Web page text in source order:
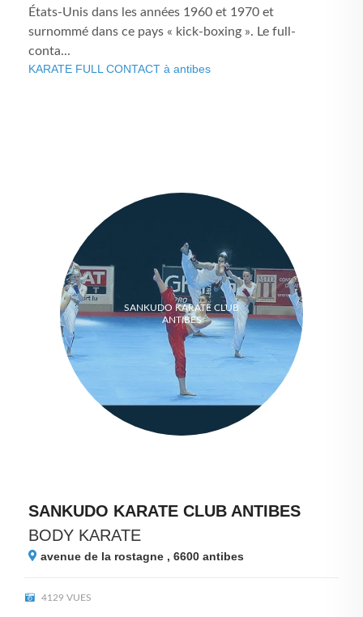
États-Unis dans les années 1960 et 1970 et
surnommé dans ce pays « kick-boxing ». Le full-
conta...
KARATE FULL CONTACT à antibes
SANKUDO KARATE CLUB
ANTIBES
SANKUDO KARATE CLUB ANTIBES
BODY KARATE
avenue de la rostagne , 6600 antibes
4129 VUES